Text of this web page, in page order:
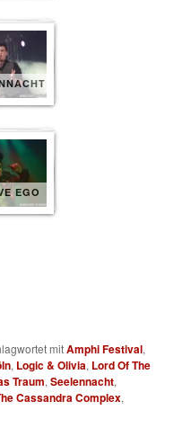
EGO
mitAmphi Festival,
, Logic & Olivia, Lord Of The
Traum,Seelennacht,
Cassandra Complex,